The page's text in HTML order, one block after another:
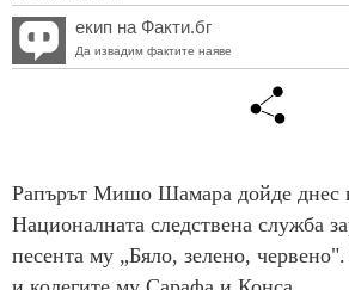
екип на Факти.бг
Да извадим фактите наяве
Рапърът Мишо Шамара дойде днес
Националната следствена служба
песента му „Бяло, зелено,